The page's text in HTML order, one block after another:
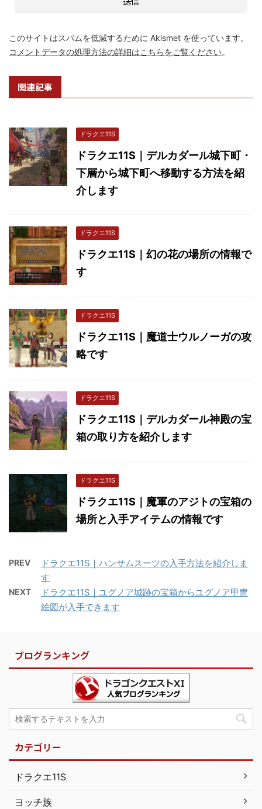
このサイトはスパムを低減するために Akismet を使っています。
コメントデータの処理方法の詳細はこちらをご覧ください。
関連記事
ドラクエ11S
ドラクエ11S｜デルカダール城下町・
下層から城下町へ移動する方法を紹
介します
ドラクエ11S
ドラクエ11S｜幻の花の場所の情報で
す
ドラクエ11S
ドラクエ11S｜魔道士ウルノーガの攻
略です
ドラクエ11S
ドラクエ11S｜デルカダール神殿の宝
箱の取り方を紹介します
ドラクエ11S
ドラクエ11S｜魔軍のアジトの宝箱の
場所と入手アイテムの情報です
PREV
ドラクエ11S｜ハンサムスーツの入手方法を紹介しま
す
NEXT
ドラクエ11S｜ユグノア城跡の宝箱からユグノア甲冑
絵図が入手できます
ブログランキング
カテゴリー
ドラクエ11S
ヨッチ族